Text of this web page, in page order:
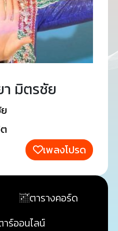
า มิตรชัย
เพลงโปรด
ตารางคอร์ด
าร์ออนไลน์